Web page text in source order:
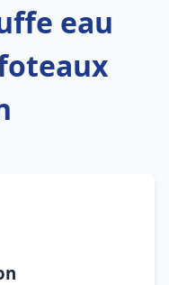
eau